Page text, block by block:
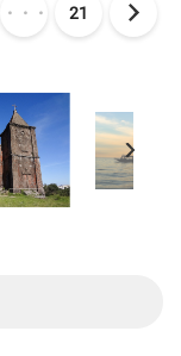
・・・ 21